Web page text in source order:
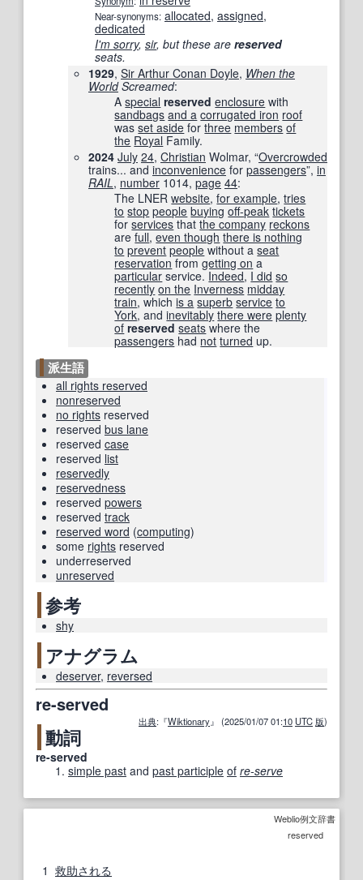
Near-synonyms: allocated, assigned,
dedicated
I'm sorry, sir, but these are reserved
seats.
1929, Sir Arthur Conan Doyle, When the
WorldScreamed‎:
Aspecial reserved enclosure with
sandbags and a corrugated iron roof
wasset aside forthree members of
the Royal Family.
2024 July 24, Christian Wolmar, “Overcrowded
trains... and inconvenience for passengers”, in
RAIL, number 1014, page 44:
The LNERwebsite,for example,tries
to stop people buying off-peak tickets
forservices thatthe company reckons
arefull,even though there is nothing
to prevent people without aseat
reservation fromgetting on a
particular service. Indeed, I did so
recently on the Inverness midday
train, whichis a superb service to
York, andinevitably there were plenty
of reserved seats where the
passengers had not turned up.
派生語
all rights reserved
nonreserved
no rights reserved
reserved bus lane
reserved case
reserved list
reservedly
reservedness
reserved powers
reserved track
reserved word (computing)
some rights reserved
underreserved
unreserved
参考
shy
アナグラム
deserver, reversed
re-served
出典:『Wiktionary』 (2025/01/07 01:10 UTC 版)
動詞
re-served
simple past and past participle of re-serve
Weblio例文辞書
reserved
1 救助される